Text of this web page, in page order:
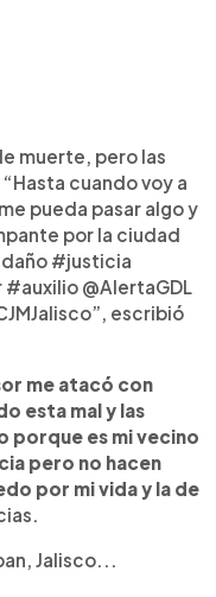
muerte, pero las
cuando voy a
pueda pasar algo y
por la ciudad
#justicia
@AlertaGDL
escribió
me atacó con
esta mal y las
porque es mi vecino
pero no hacen
por mi vida y la de
Jalisco...